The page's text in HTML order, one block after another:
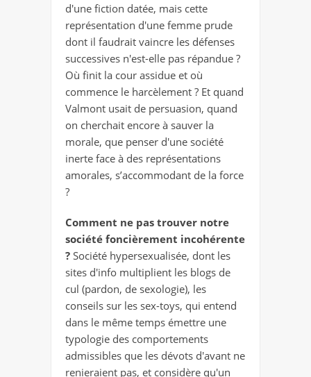
d'une fiction datée, mais cette
représentation d'une femme prude
dont il faudrait vaincre les défenses
successives n'est-elle pas répandue ?
Où finit la cour assidue et où
commence le harcèlement ? Et quand
Valmont usait de persuasion, quand
on cherchait encore à sauver la
morale, que penser d'une société
inerte face à des représentations
amorales, s’accommodant de la force
?
Comment ne pas trouver notre
société foncièrement incohérente
? Société hypersexualisée, dont les
sites d'info multiplient les blogs de
cul (pardon, de sexologie), les
conseils sur les sex-toys, qui entend
dans le même temps émettre une
typologie des comportements
admissibles que les dévots d'avant ne
renieraient pas, et considère qu'un